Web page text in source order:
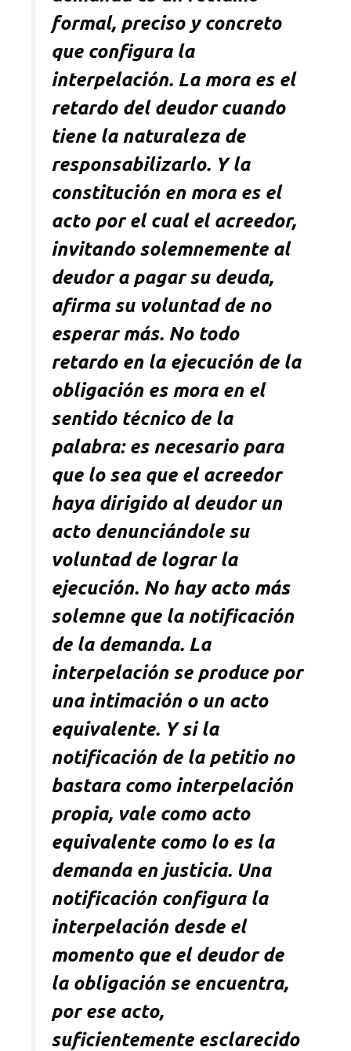
formal, preciso y concreto
que configura la
interpelación. La mora es el
retardo del deudor cuando
tiene la naturaleza de
responsabilizarlo. Y la
constitución en mora es el
acto por el cual el acreedor,
invitando solemnemente al
deudor a pagar su deuda,
afirma su voluntad de no
esperar más. No todo
retardo en la ejecución de la
obligación es mora en el
sentido técnico de la
palabra: es necesario para
que lo sea que el acreedor
haya dirigido al deudor un
acto denunciándole su
voluntad de lograr la
ejecución. No hay acto más
solemne que la notificación
de la demanda. La
interpelación se produce por
una intimación o un acto
equivalente. Y si la
notificación de la petitio no
bastara como interpelación
propia, vale como acto
equivalente como lo es la
demanda en justicia. Una
notificación configura la
interpelación desde el
momento que el deudor de
la obligación se encuentra,
por ese acto,
suficientemente esclarecido